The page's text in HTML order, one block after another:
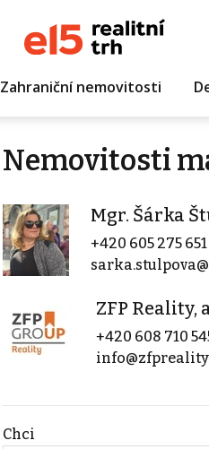
Zahraniční nemovitosti
Nemovitosti
Mgr. Šárka
+420 605 275 651
ZFP Reality,
+420 608 710
Chci